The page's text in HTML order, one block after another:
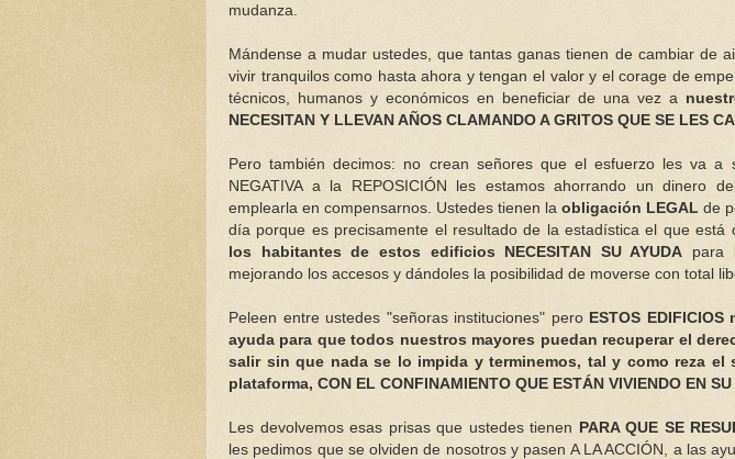
mudanza.
Mándense a mudar ustedes, que tantas ganas tienen de cambiar de
vivir tranquilos como hasta ahora y tengan el valor y el corage de
técnicos, humanos y económicos en beneficiar de una vez a
NECESITAN Y LLEVAN AÑOS CLAMANDO A GRITOS QUE SE LES
Pero también decimos: no crean señores que el esfuerzo les va a
NEGATIVA a la REPOSICIÓN les estamos ahorrando un dinero
emplearla en compensarnos. Ustedes tienen la obligación LEGAL de
día porque es precisamente el resultado de la estadística el que está
los habitantes de estos edificios NECESITAN SU AYUDA para
mejorando los accesos y dándoles la posibilidad de moverse con total
Peleen entre ustedes "señoras instituciones" pero ESTOS
ayuda para que todos nuestros mayores puedan recuperar el
salir sin que nada se lo impida y terminemos, tal y como reza el
plataforma, CON EL CONFINAMIENTO QUE ESTÁN VIVIENDO EN
Les devolvemos esas prisas que ustedes tienen PARA QUE SE
les pedimos que se olviden de nosotros y pasen A LA ACCIÓN, a las